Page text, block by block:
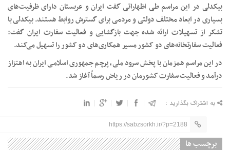
بیکدلی در این مراسم طی اظهاراتی گفت ایران و عربستان دارای ظرفیت‌های
بسیاری در ابعاد مختلف دولتی و مردمی برای گسترش روابط هستند. بیکدلی با
تشکر از تسهیلات ارائه شده جهت بازگشایی و فعالیت سفارت ایران گفت:
فعالیت سفارتخانه‌های دو کشور مسیر همکاری‌های دو کشور را تسهیل می‌کند.
در این مراسم همزمان با پخش سرود ملی، پرچم جمهوری اسلامی ایران به اهتزاز
درآمد و فعالیت سفارت کشورمان در ریاض رسماً آغاز شد.
به اشتراک بگذارید :
https://sabzsorkh.ir/?p=2188
برچسب ها